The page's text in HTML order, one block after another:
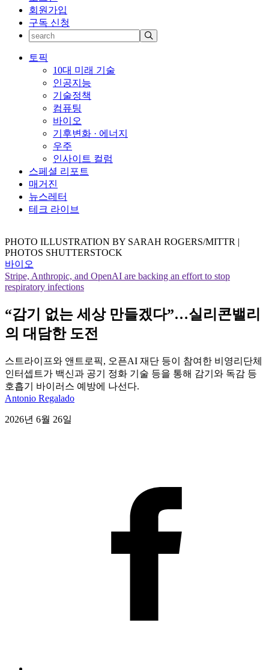
회원가입
구독 신청
토픽
10대 미래 기술
인공지능
기술정책
컴퓨팅
바이오
기후변화 · 에너지
우주
인사이트 컬럼
스페셜 리포트
매거진
뉴스레터
테크 라이브
PHOTO ILLUSTRATION BY SARAH ROGERS/MITTR |
PHOTOS SHUTTERSTOCK
바이오
Stripe, Anthropic, and OpenAI are backing an effort to stop
respiratory infections
“감기 없는 세상 만들겠다”…실리콘밸리
의 대담한 도전
스트라이프와 앤트로픽, 오픈AI 재단 등이 참여한 비영리단체
인터셉트가 백신과 공기 정화 기술 등을 통해 감기와 독감 등
호흡기 바이러스 예방에 나선다.
Antonio Regalado
2026년 6월 26일